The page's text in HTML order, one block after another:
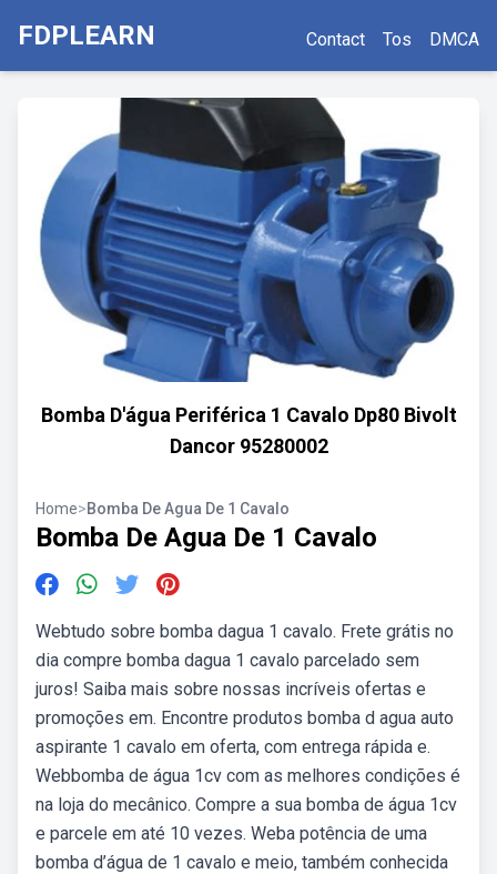
FDPLEARN Contact Tos DMCA
Bomba D'água Periférica 1 Cavalo Dp80 Bivolt
Dancor 95280002
Home>Bomba De Agua De 1 Cavalo
Bomba De Agua De 1 Cavalo
Webtudo sobre bomba dagua 1 cavalo. Frete grátis no
dia compre bomba dagua 1 cavalo parcelado sem
juros! Saiba mais sobre nossas incríveis ofertas e
promoções em. Encontre produtos bomba d agua auto
aspirante 1 cavalo em oferta, com entrega rápida e.
Webbomba de água 1cv com as melhores condições é
na loja do mecânico. Compre a sua bomba de água 1cv
e parcele em até 10 vezes. Weba potência de uma
bomba d’água de 1 cavalo e meio, também conhecida